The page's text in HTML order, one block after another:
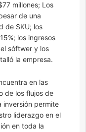
millones; Los
de una
de SKU; los
los ingresos
sóftwer y los
la empresa.
en las
de los flujos de
inversión permite
liderazgo en el
en toda la